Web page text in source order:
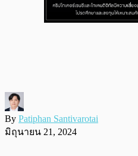
By Patiphan Santivarotai
มิถุนายน 21, 2024